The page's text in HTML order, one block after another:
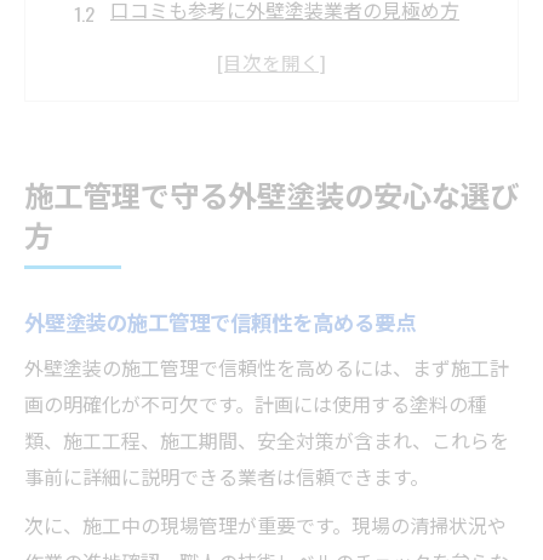
口コミも参考に外壁塗装業者の見極め方
外壁塗装の下地処理と現場管理の重要性
外壁塗装の信頼性確保に必要な管理とは
外壁塗装の品質を左右する施工管理体制
響
外壁塗装の監理者選定でチェックしたい点
外壁塗装の信頼性を高める工事記録の活用
千葉県松戸市周辺で外壁塗装を任せる極意
法
施工管理で守る外壁塗装の安心な選び
方
外壁塗装の施工管理で信頼性を高める要点
外壁塗装の施工管理で信頼性を高めるには、まず施工計
画の明確化が不可欠です。計画には使用する塗料の種
類、施工工程、施工期間、安全対策が含まれ、これらを
事前に詳細に説明できる業者は信頼できます。
次に、施工中の現場管理が重要です。現場の清掃状況や